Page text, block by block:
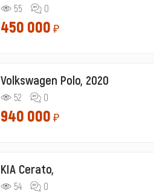
55 0
450 000 ₽
Volkswagen Polo, 2020
52 0
940 000 ₽
KIA Cerato,
54 0